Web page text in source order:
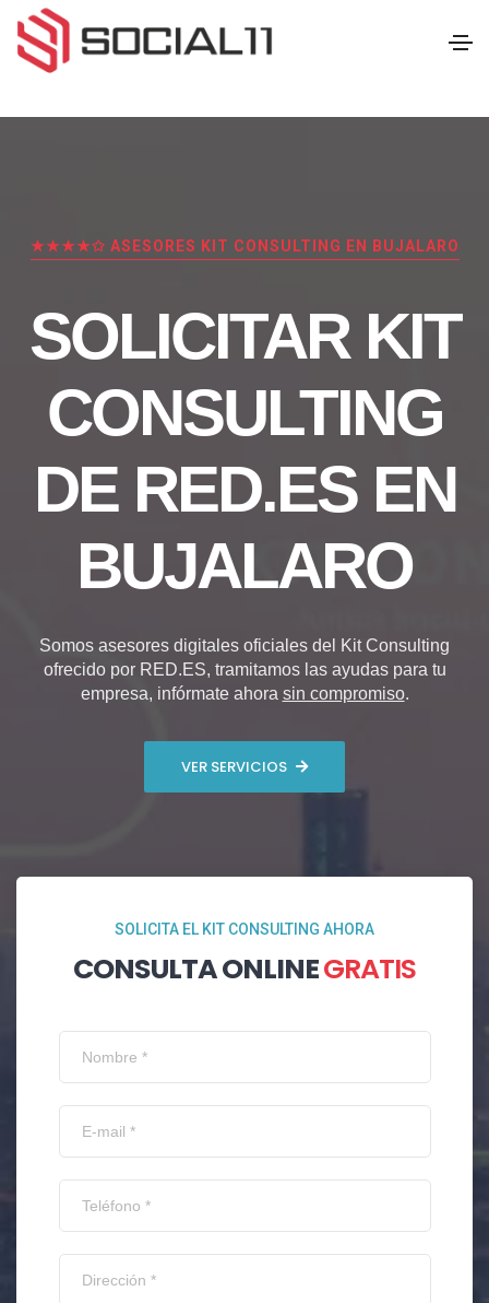
★★★★✩ ASESORES KIT CONSULTING EN BUJALARO
SOLICITAR KIT
CONSULTING
DE RED.ES EN
BUJALARO
Somos asesores digitales oficiales del Kit Consulting
ofrecido por RED.ES, tramitamos las ayudas para tu
empresa, infórmate ahora sin compromiso.
VER SERVICIOS
SOLICITA EL KIT CONSULTING AHORA
CONSULTA ONLINEGRATIS